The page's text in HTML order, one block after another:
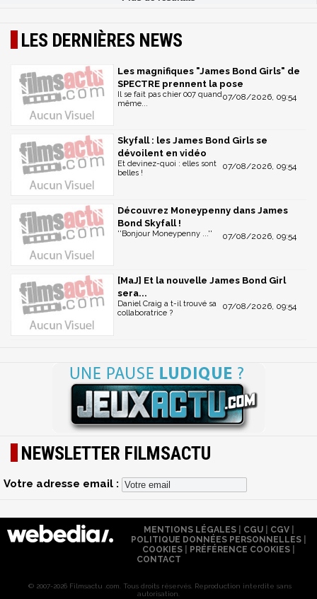
LES DERNIÈRES NEWS
Les magnifiques "James Bond Girls" de
SPECTRE prennent la pose
07/08/2026, 09:54
Il se fait pas chier 007 quand
même...
Skyfall : les James Bond Girls se
dévoilent en vidéo
07/08/2026, 09:54
Et devinez-quoi : elles sont
belles !
Découvrez Moneypenny dans James
Bond Skyfall !
07/08/2026, 09:54
''Bonjour Moneypenny ...''
[MaJ] Et la nouvelle James Bond Girl
sera...
07/08/2026, 09:54
Daniel Craig a t-il trouvé sa
collaboratrice ?
NEWSLETTER FILMSACTU
Votre adresse email :
MENTIONS LÉGALES| CGU| CGV|
POLITIQUE DONNÉES PERSONNELLES
COOKIES
PRÉFÉRENCE COOKIES
CONTACT
© 2007-2026 Filmsactu .com. Tous droits réservés. Reproduction interdite sans
autorisation.